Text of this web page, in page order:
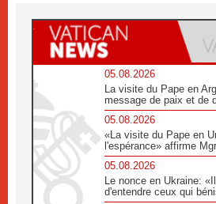
05.08.2026
La visite du Pape en
message de paix et de
05.08.2026
«La visite du Pape en
l'espérance» affirme
05.08.2026
Le nonce en Ukraine:
d'entendre ceux qui